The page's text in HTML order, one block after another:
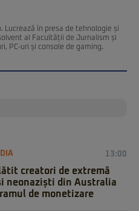
Lucrează în presa de tehnologie și
al Facultății de Jurnalism și
PC-uri și console de gaming.
13:00
creatori de extremă
neonaziști din Australia
de monetizare